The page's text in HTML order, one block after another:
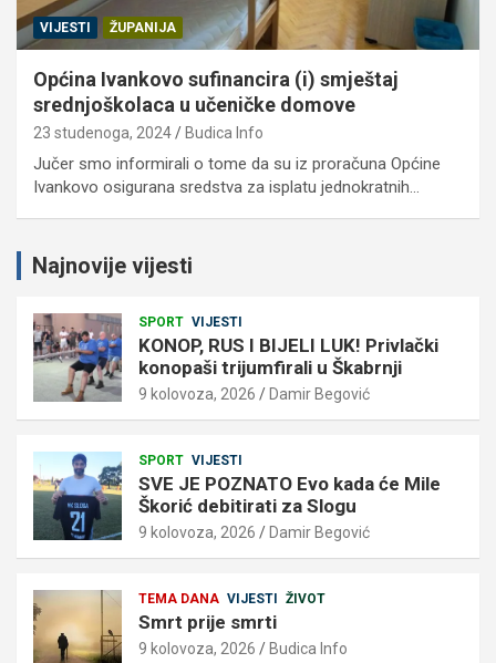
VIJESTI ŽUPANIJA
Općina Ivankovo sufinancira (i) smještaj
srednjoškolaca u učeničke domove
23 studenoga, 2024 Budica Info
Jučer smo informirali o tome da su iz proračuna Općine
Ivankovo osigurana sredstva za isplatu jednokratnih…
Najnovije vijesti
SPORT VIJESTI
KONOP, RUS I BIJELI LUK! Privlački
konopaši trijumfirali u Škabrnji
9 kolovoza, 2026 Damir Begović
SPORT VIJESTI
SVE JE POZNATO Evo kada će Mile
Škorić debitirati za Slogu
9 kolovoza, 2026 Damir Begović
TEMA DANA VIJESTI ŽIVOT
Smrt prije smrti
9 kolovoza, 2026 Budica Info